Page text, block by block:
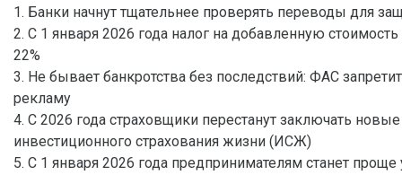
1. Банки начнут тщательнее проверять переводы для
2. С 1 января 2026 года налог на добавленную
22%
3. Не бывает банкротства без последствий: ФАС
рекламу
4. С 2026 года страховщики перестанут заключать
инвестиционного страхования жизни (ИСЖ)
5. С 1 января 2026 года предпринимателям станет проще